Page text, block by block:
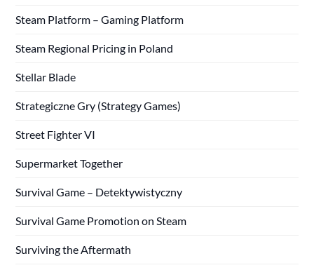
Steam Platform – Gaming Platform
Steam Regional Pricing in Poland
Stellar Blade
Strategiczne Gry (Strategy Games)
Street Fighter VI
Supermarket Together
Survival Game – Detektywistyczny
Survival Game Promotion on Steam
Surviving the Aftermath